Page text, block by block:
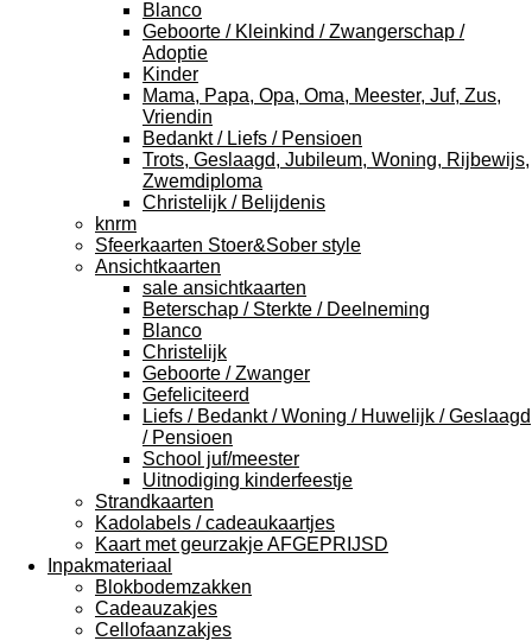
Blanco
Geboorte / Kleinkind / Zwangerschap /
Adoptie
Kinder
Mama, Papa, Opa, Oma, Meester, Juf, Zus,
Vriendin
Bedankt / Liefs / Pensioen
Trots, Geslaagd, Jubileum, Woning, Rijbewijs,
Zwemdiploma
Christelijk / Belijdenis
knrm
Sfeerkaarten Stoer&Sober style
Ansichtkaarten
sale ansichtkaarten
Beterschap / Sterkte / Deelneming
Blanco
Christelijk
Geboorte / Zwanger
Gefeliciteerd
Liefs / Bedankt / Woning / Huwelijk / Geslaagd
/ Pensioen
School juf/meester
Uitnodiging kinderfeestje
Strandkaarten
Kadolabels / cadeaukaartjes
Kaart met geurzakje AFGEPRIJSD
Inpakmateriaal
Blokbodemzakken
Cadeauzakjes
Cellofaanzakjes